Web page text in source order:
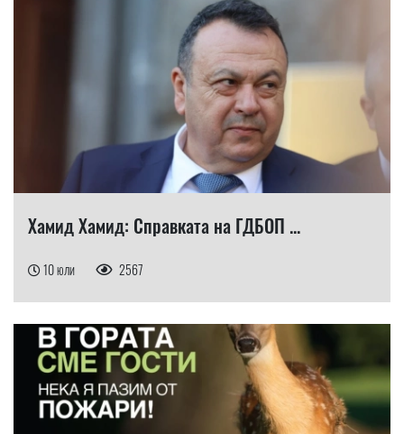
Хамид Хамид: Справката на ГДБОП ...
10 юли 2567